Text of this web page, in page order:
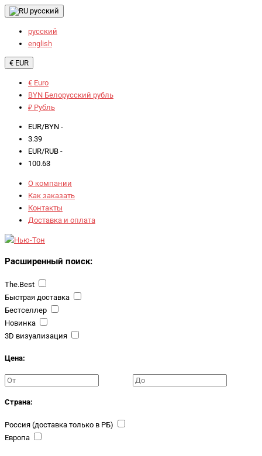
русский
русский
english
€ EUR
€ Euro
BYN Белорусский рубль
₽ Рубль
EUR/BYN -
3.39
EUR/RUB -
100.63
О компании
Как заказать
Контакты
Доставка и оплата
Расширенный поиск:
The.Best
Быстрая доставка
Бестселлер
Новинка
3D визуализация
Цена:
Страна:
Россия (доставка только в РБ)
Европа